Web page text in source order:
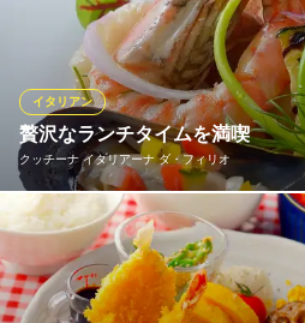
贅沢なランチタイムを満喫
クッチーナ イタリアーナ ダ・フィリオ
イタリアン
ランチタイムでは、セットメニュー
用意しました。リーズナブルな価格
本格イタリアンを存分にご堪能いた
パスタや自家製ドルチェなど、大満